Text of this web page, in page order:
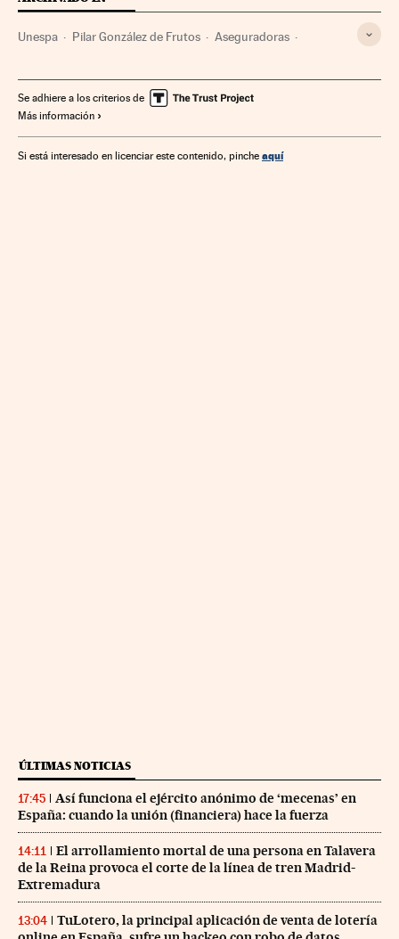
Unespa Pilar González de Frutos Aseguradoras
Accidentes tráfico Organizaciones empresariales
Economía Trabajo Finanzas Tráfico Transporte
Se adhiere a los criterios de
Más información
Si está interesado en licenciar este contenido, pinche aquí
ÚLTIMAS NOTICIAS
17:45
Así funciona el ejército anónimo de ‘mecenas’ en
España: cuando la unión (financiera) hace la fuerza
14:11
El arrollamiento mortal de una persona en Talavera
de la Reina provoca el corte de la línea de tren Madrid-
Extremadura
13:04
TuLotero, la principal aplicación de venta de lotería